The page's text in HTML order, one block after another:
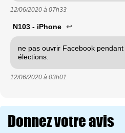
12/06/2020 à 07h33
N103 - iPhone ↩
ne pas ouvrir Facebook pendant
élections.
12/06/2020 à 03h01
Donnez votre avis